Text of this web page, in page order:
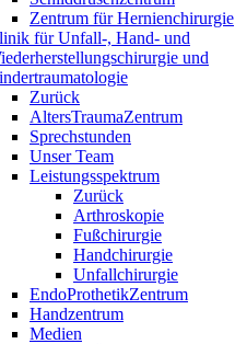
Zentrum für Hernienchirurgie
für Unfall-, Hand- und
und
Zurück
AltersTraumaZentrum
Sprechstunden
Unser Team
Leistungsspektrum
Zurück
Arthroskopie
Fußchirurgie
Handchirurgie
Unfallchirurgie
EndoProthetikZentrum
Handzentrum
Medien